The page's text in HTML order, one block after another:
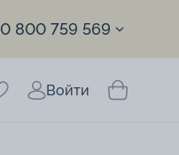
0 800 759 569
Войти